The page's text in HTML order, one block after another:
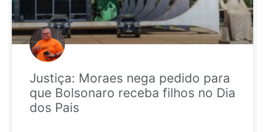
Justiça: Moraes nega pedido para
que Bolsonaro receba filhos no Dia
dos Pais